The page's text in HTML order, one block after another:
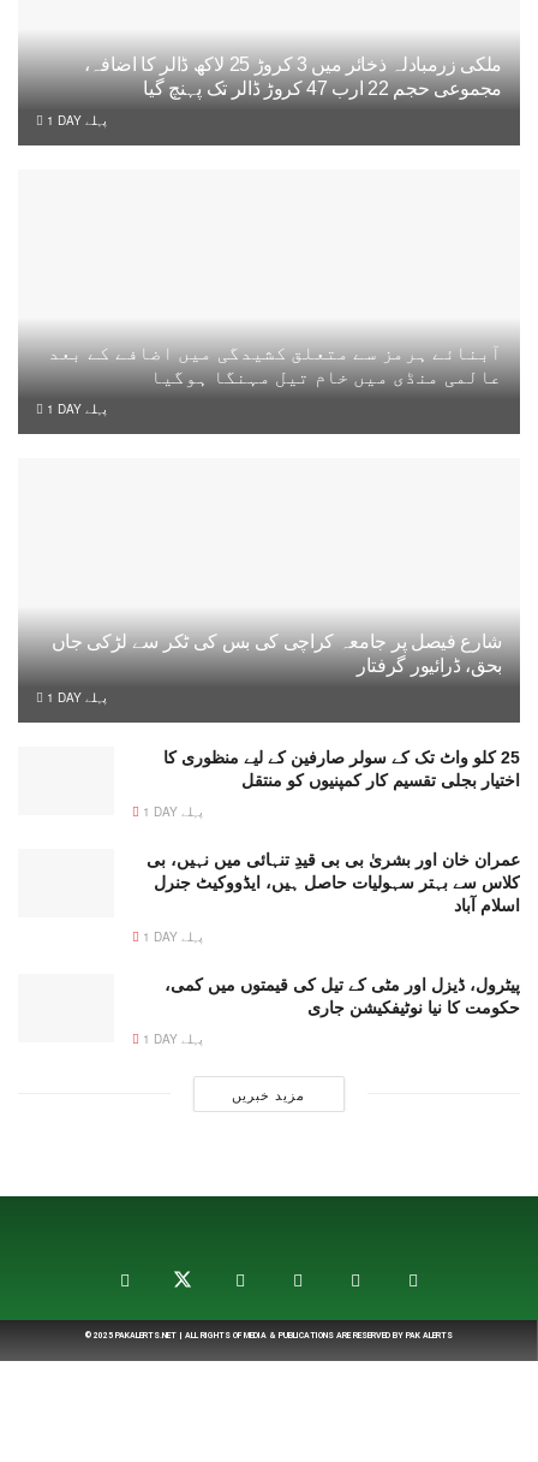
ملکی زرمبادلہ ذخائر میں 3 کروڑ 25 لاکھ ڈالر کا اضافہ،
مجموعی حجم 22 ارب 47 کروڑ ڈالر تک پہنچ گیا
1 DAY پہلے
آبنائے ہرمز سے متعلق کشیدگی میں اضافے کے بعد
عالمی منڈی میں خام تیل مہنگا ہوگیا
1 DAY پہلے
شارع فیصل پر جامعہ کراچی کی بس کی ٹکر سے لڑکی جاں
بحق، ڈرائیور گرفتار
1 DAY پہلے
25 کلو واٹ تک کے سولر صارفین کے لیے منظوری کا
اختیار بجلی تقسیم کار کمپنیوں کو منتقل
1 DAY پہلے
عمران خان اور بشریٰ بی بی قیدِ تنہائی میں نہیں، بی
کلاس سے بہتر سہولیات حاصل ہیں، ایڈووکیٹ جنرل
اسلام آباد
1 DAY پہلے
پیٹرول، ڈیزل اور مٹی کے تیل کی قیمتوں میں کمی،
حکومت کا نیا نوٹیفکیشن جاری
1 DAY پہلے
مزید خبریں
© 2025 PAKALERTS.NET| ALL RIGHTS OF MEDIA & PUBLICATIONS ARE RESERVED BY PAK ALERTS